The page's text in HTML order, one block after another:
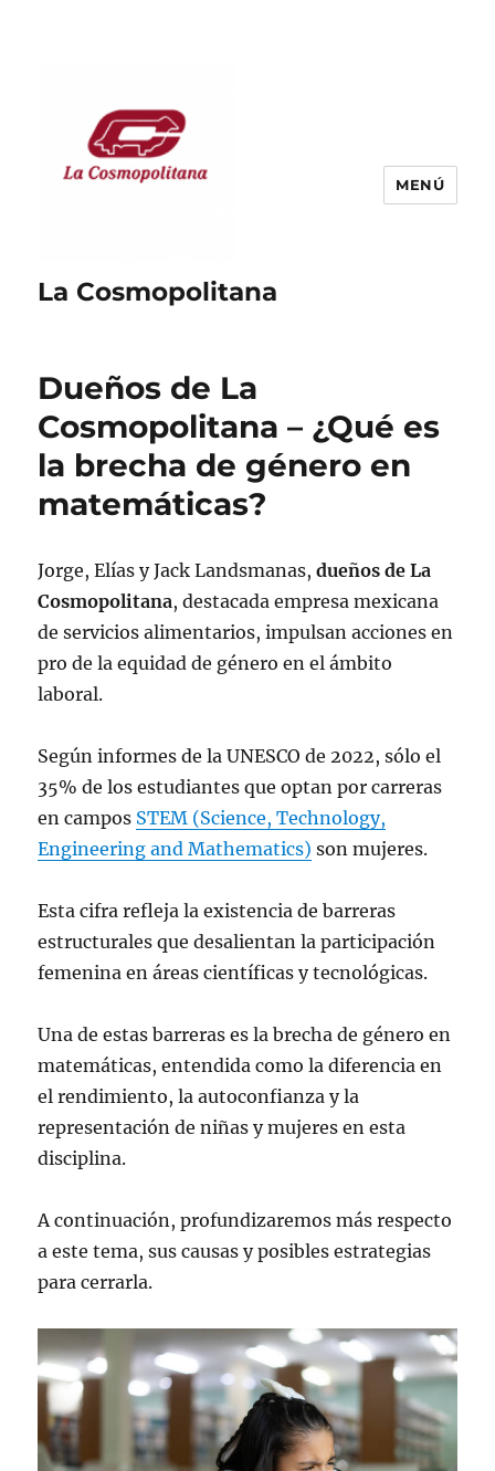
La Cosmopolitana
MENÚ
Dueños de La
Cosmopolitana – ¿Qué es
la brecha de género en
matemáticas?
Jorge, Elías y Jack Landsmanas,dueños de La
Cosmopolitana, destacada empresa mexicana
de servicios alimentarios, impulsan acciones en
pro de la equidad de género en el ámbito
laboral.
Según informes de la UNESCO de 2022, sólo el
35% de los estudiantes que optan por carreras
en campos STEM (Science, Technology,
Engineering and Mathematics) son mujeres.
Esta cifra refleja la existencia de barreras
estructurales que desalientan la participación
femenina en áreas científicas y tecnológicas.
Una de estas barreras es la brecha de género en
matemáticas, entendida como la diferencia en
el rendimiento, la autoconfianza y la
representación de niñas y mujeres en esta
disciplina.
A continuación, profundizaremos más respecto
a este tema, sus causas y posibles estrategias
para cerrarla.